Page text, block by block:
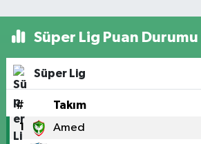
Süper Lig Puan Durumu
Süper Lig
# Takım
1 Amed